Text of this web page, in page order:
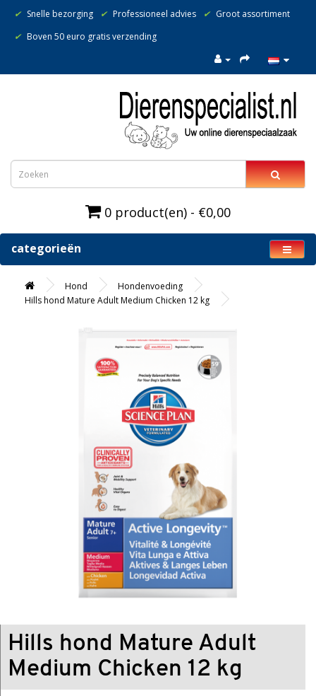
✔ Snelle bezorging ✔ Professioneel advies ✔ Groot assortiment
✔ Boven 50 euro gratis verzending
0 product(en) - €0,00
categorieën
Hond
Hondenvoeding
Hills hond Mature Adult Medium Chicken 12 kg
Hills hond Mature Adult
Medium Chicken 12 kg